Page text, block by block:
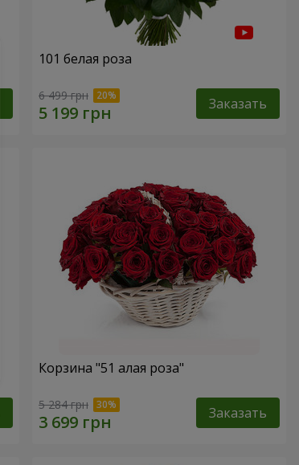
101 белая роза
6 499 грн Заказать
Корзина "51 алая роза"
5 284 грн Заказать